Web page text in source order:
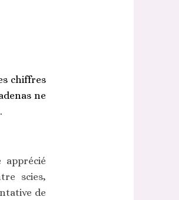
chiffres
ne
scies,
de